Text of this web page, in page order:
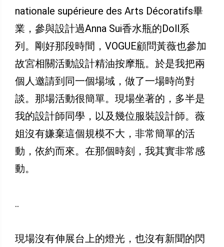
nationale supérieure des Arts Décoratifs畢
業，參與設計過Anna Sui香水瓶的Doll系
列。剛好那段時間，VOGUE顧問黃薇也參加
故宮相關活動設計精油按摩瓶。於是我把兩
個人邀請到同一個場域，做了一場時尚對
談。那場活動很簡單。現場坐著的，多半是
我的設計師同學，以及幾位服裝設計師。薇
姐沒有嫌棄這個規模不大，非常簡單的活
動，依約而來。在那個時刻，我其實非常感
動。
..
現場沒有伸展台上的燈光，也沒有新聞的閃